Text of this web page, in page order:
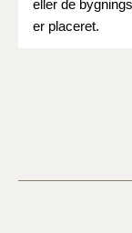
eller de
er placeret.